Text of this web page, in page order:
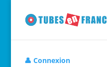
👤 Connexion